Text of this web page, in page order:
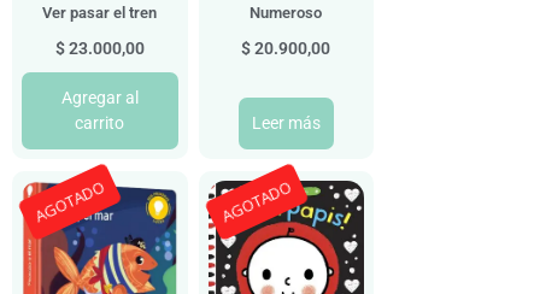
Ver pasar el tren
$23.000,00
Agregar al
carrito
Numeroso
$20.900,00
Leer más
AGOTADO AGOTADO